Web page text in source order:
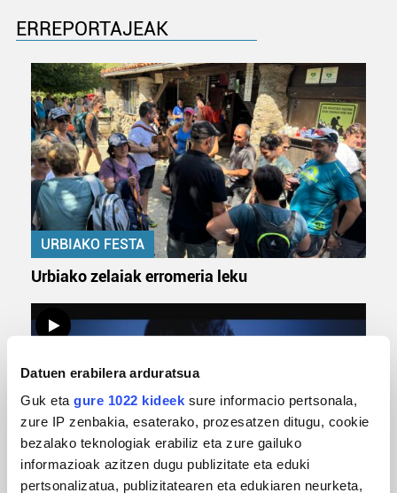
Datuen erabilera arduratsua
Guk eta gure 1022 kideek sure informacio pertsonala,
zure IP zenbakia, esaterako, prozesatzen ditugu, cookie
bezalako teknologiak erabiliz eta zure gailuko
informazioak azitzen dugu publizitate eta eduki
pertsonalizatua, publizitatearen eta edukiaren neurketa,
ERREPORTAJEAK
URBIAKO FESTA
Urbiako zelaiak erromeria leku
MUSIKA